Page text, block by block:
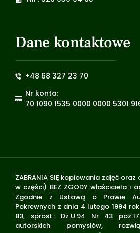
Dane kontaktowe
+48 68 327 23 70
Nr konta:
70 1090 1535 0000 0000 5301
ZABRANIA SIĘ kopiowania zdjęć
w części) BEZ ZGODY właściciela i
Zgodnie z Ustawą o Prawie
Pokrewnych z dnia 4 lutego 1994
83, sprost.: Dz.U.94 Nr 43
autorskich pomysłów,